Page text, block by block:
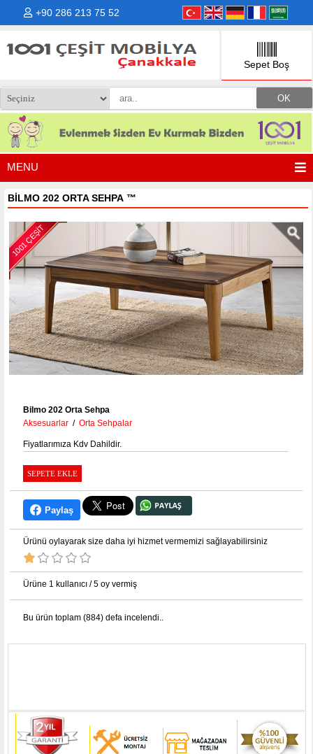
+90 286 213 75 52
Sepet Boş
MENU
BİLMO 202 ORTA SEHPA ™
1001 ÇEŞİT
Bilmo 202 Orta Sehpa
Aksesuarlar / Orta Sehpalar
Fiyatlarımıza Kdv Dahildir.
Paylaş
Ürünü oylayarak size daha iyi hizmet vermemizi sağlayabilirsiniz
Ürüne 1 kullanıcı / 5 oy vermiş
Bu ürün toplam (884) defa incelendi..